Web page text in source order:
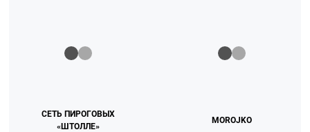
СЕТЬ ПИРОГОВЫХ
«ШТОЛЛЕ»
MOROJKO